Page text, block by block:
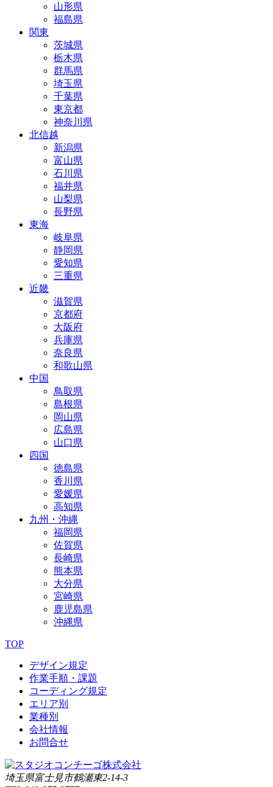
山形県
福島県
関東
茨城県
栃木県
群馬県
埼玉県
千葉県
東京都
神奈川県
北信越
新潟県
富山県
石川県
福井県
山梨県
長野県
東海
岐阜県
静岡県
愛知県
三重県
近畿
滋賀県
京都府
大阪府
兵庫県
奈良県
和歌山県
中国
鳥取県
島根県
岡山県
広島県
山口県
四国
徳島県
香川県
愛媛県
高知県
九州・沖縄
福岡県
佐賀県
長崎県
熊本県
大分県
宮崎県
鹿児島県
沖縄県
TOP
デザイン規定
作業手順・課題
コーディング規定
エリア別
業種別
会社情報
お問合せ
埼玉県富士見市鶴瀬東2-14-3